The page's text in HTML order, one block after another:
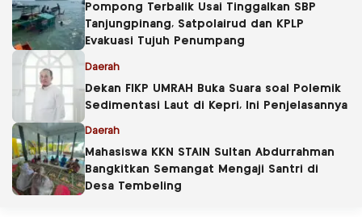
Pompong Terbalik Usai Tinggalkan SBP
Tanjungpinang, Satpolairud dan KPLP
Evakuasi Tujuh Penumpang
Daerah
Dekan FIKP UMRAH Buka Suara soal Polemik
Sedimentasi Laut di Kepri, Ini Penjelasannya
Daerah
Mahasiswa KKN STAIN Sultan Abdurrahman
Bangkitkan Semangat Mengaji Santri di
Desa Tembeling